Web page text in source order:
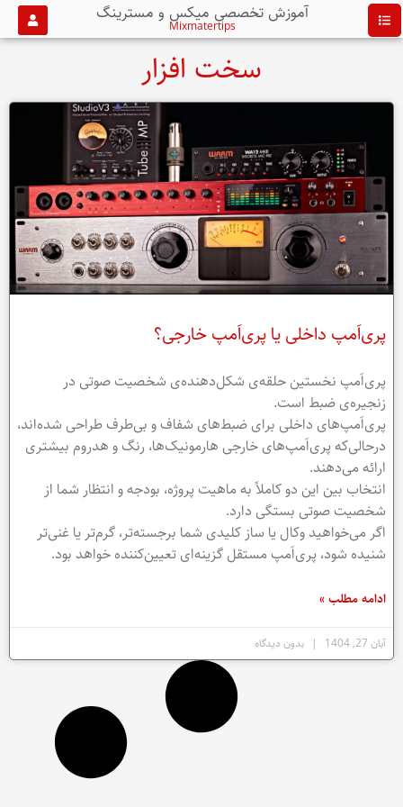
آموزش تخصصی میکس و مسترینگ
Mixmatertips
سخت افزار
پری‌اَمپ داخلی یا پری‌اَمپ خارجی؟
پری‌اَمپ نخستین حلقه‌ی شکل‌دهنده‌ی شخصیت صوتی در
زنجیره‌ی ضبط است.
پری‌اَمپ‌های داخلی برای ضبط‌های شفاف و بی‌طرف طراحی شده‌اند،
درحالی‌که پری‌اَمپ‌های خارجی هارمونیک‌ها، رنگ و هدروم بیشتری
ارائه می‌دهند.
انتخاب بین این دو کاملاً به ماهیت پروژه، بودجه و انتظار شما از
شخصیت صوتی بستگی دارد.
اگر می‌خواهید وکال یا ساز کلیدی شما برجسته‌تر، گرم‌تر یا غنی‌تر
شنیده شود، پری‌اَمپ مستقل گزینه‌ای تعیین‌کننده خواهد بود.
ادامه مطلب »
آبان 27, 1404 بدون دیدگاه